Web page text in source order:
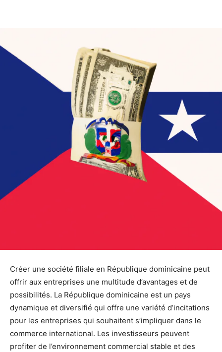
Créer une société filiale en République dominicaine peut
offrir aux entreprises une multitude d’avantages et de
possibilités. La République dominicaine est un pays
dynamique et diversifié qui offre une variété d’incitations
pour les entreprises qui souhaitent s’impliquer dans le
commerce international. Les investisseurs peuvent
profiter de l’environnement commercial stable et des